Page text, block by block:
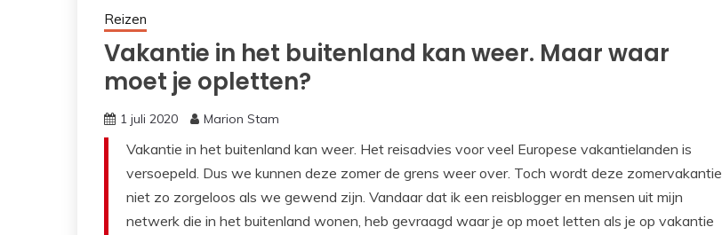
Reizen
Vakantie in het buitenland kan weer. Maar waar
moet je opletten?
1 juli 2020 Marion Stam
Vakantie in het buitenland kan weer. Het reisadvies voor veel Europese vakantielanden is
versoepeld. Dus we kunnen deze zomer de grens weer over. Toch wordt deze zomervakantie
niet zo zorgeloos als we gewend zijn. Vandaar dat ik een reisblogger en mensen uit mijn
netwerk die in het buitenland wonen, heb gevraagd waar je op moet letten als je op vakantie